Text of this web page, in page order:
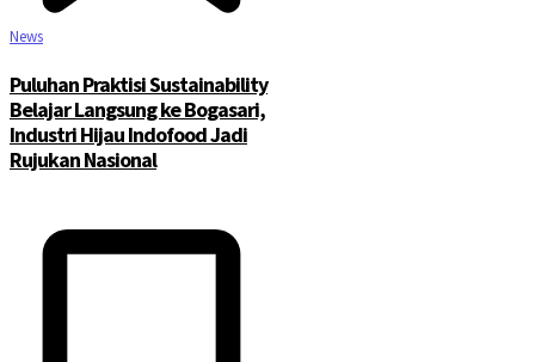
News
Puluhan Praktisi Sustainability
Belajar Langsung ke Bogasari,
Industri Hijau Indofood Jadi
Rujukan Nasional